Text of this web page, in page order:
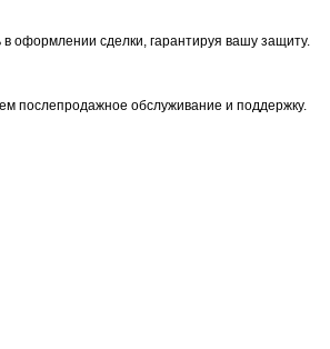
оформлении сделки, гарантируя вашу защиту.
послепродажное обслуживание и поддержку.